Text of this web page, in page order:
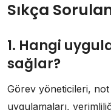
Sıkça
1. Hangi
sağlar?
Görev yöneticileri,
uygulamaları,